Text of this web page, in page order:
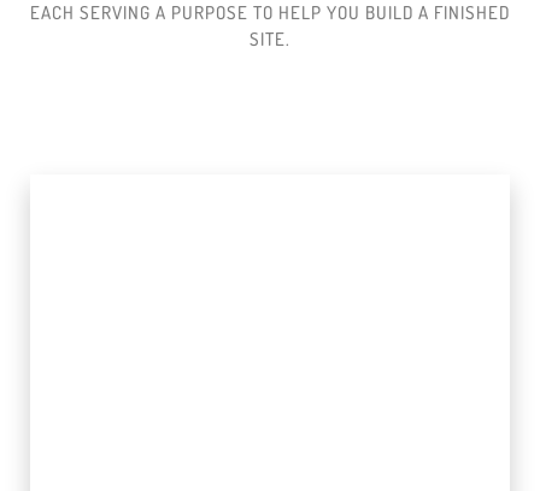
EACH SERVING A PURPOSE TO HELP YOU BUILD A FINISHED
SITE.​